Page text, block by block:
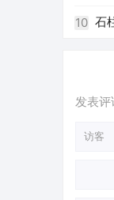
10 石
发表评